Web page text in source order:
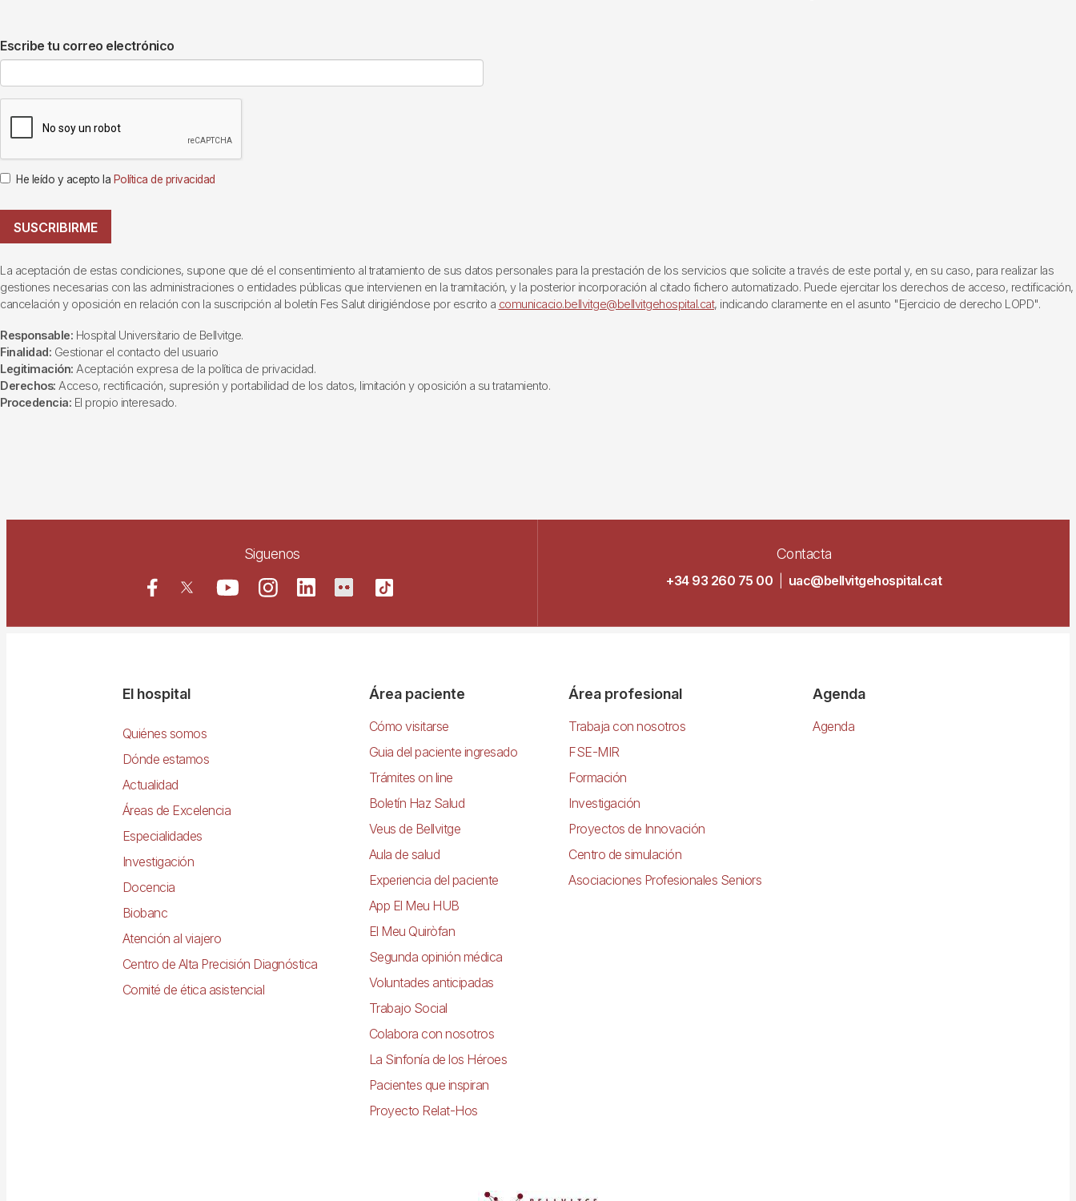
Escribe tu correo electrónico
He leído y acepto la Política de privacidad
SUSCRIBIRME
La aceptación de estas condiciones, supone que dé el consentimiento al tratamiento de sus datos personales para la prestación de los servicios que solicite a través de este portal y, en su caso, para realizar las
gestiones necesarias con las administraciones o entidades públicas que intervienen en la tramitación, y la posterior incorporación al citado fichero automatizado. Puede ejercitar los derechos de acceso, rectificación,
cancelación y oposición en relación con la suscripción al boletín Fes Salut dirigiéndose por escrito a comunicacio.bellvitge@bellvitgehospital.cat, indicando claramente en el asunto "Ejercicio de derecho LOPD".
Responsable: Hospital Universitario de Bellvitge.
Finalidad: Gestionar el contacto del usuario
Legitimación: Aceptación expresa de la política de privacidad.
Derechos: Acceso, rectificación, supresión y portabilidad de los datos, limitación y oposición a su tratamiento.
Procedencia: El propio interesado.
Siguenos Contacta
+34 93 260 75 00 uac@bellvitgehospital.cat
NavegacióEl hospital
Quiénes somos
Dónde estamos
Actualidad
Áreas de Excelencia
Especialidades
Investigación
Docencia
Biobanc
Atención al viajero
Centro de Alta Precisión Diagnóstica
Comité de ética asistencial
Área paciente
Cómo visitarse
Guia del paciente ingresado
Trámites on line
Boletín Haz Salud
Veus de Bellvitge
Aula de salud
Experiencia del paciente
App El Meu HUB
El Meu Quiròfan
Segunda opinión médica
Voluntades anticipadas
Trabajo Social
Colabora con nosotros
La Sinfonía de los Héroes
Pacientes que inspiran
Proyecto Relat-Hos
Área profesional
Trabaja con nosotros
FSE-MIR
Formación
Investigación
Proyectos de Innovación
Centro de simulación
Asociaciones Profesionales Seniors
Agenda
Agenda